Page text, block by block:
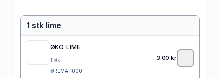
1 stk lime
ØKO. LIME
1 stk
REMA 1000
3.00 kr